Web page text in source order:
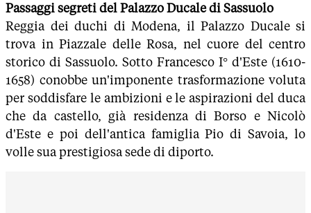
Passaggi segreti del Palazzo Ducale di Sassuolo
Reggia dei duchi di Modena, il Palazzo Ducale si
trova in Piazzale delle Rosa, nel cuore del centro
storico di Sassuolo. Sotto Francesco I° d'Este (1610-
1658) conobbe un'imponente trasformazione voluta
per soddisfare le ambizioni e le aspirazioni del duca
che da castello, già residenza di Borso e Nicolò
d'Este e poi dell'antica famiglia Pio di Savoia, lo
volle sua prestigiosa sede di diporto.